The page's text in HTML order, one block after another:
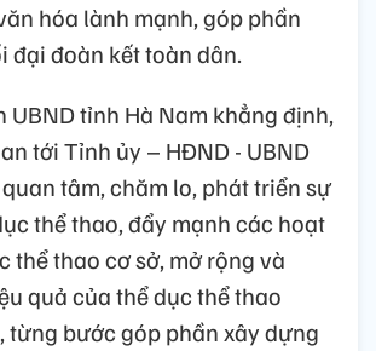
hóa lành mạnh, góp phần
đại đoàn kết toàn dân.
UBND tỉnh Hà Nam khẳng định,
tới Tỉnh ủy – HĐND - UBND
tâm, chăm lo, phát triển sự
thể thao, đẩy mạnh các hoạt
thể thao cơ sở, mở rộng và
quả của thể dục thể thao
từng bước góp phần xây dựng